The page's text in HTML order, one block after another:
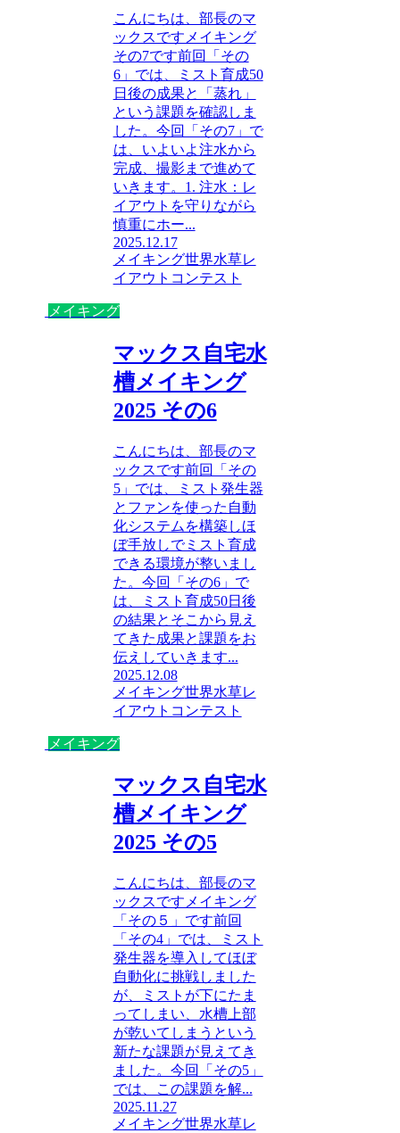
こんにちは、部長のマ
ックスですメイキング
その7です前回「その
6」では、ミスト育成50
日後の成果と「蒸れ」
という課題を確認しま
した。今回「その7」で
は、いよいよ注水から
完成、撮影まで進めて
いきます。1. 注水：レ
イアウトを守りながら
慎重にホー...
2025.12.17
メイキング世界水草レ
イアウトコンテスト
メイキング
マックス自宅水
槽メイキング
2025 その6
こんにちは、部長のマ
ックスです前回「その
5」では、ミスト発生器
とファンを使った自動
化システムを構築しほ
ぼ手放しでミスト育成
できる環境が整いまし
た。今回「その6」で
は、ミスト育成50日後
の結果とそこから見え
てきた成果と課題をお
伝えしていきます...
2025.12.08
メイキング世界水草レ
イアウトコンテスト
メイキング
マックス自宅水
槽メイキング
2025 その5
こんにちは、部長のマ
ックスですメイキング
「その５」です前回
「その4」では、ミスト
発生器を導入してほぼ
自動化に挑戦しました
が、ミストが下にたま
ってしまい、水槽上部
が乾いてしまうという
新たな課題が見えてき
ました。今回「その5」
では、この課題を解...
2025.11.27
メイキング世界水草レ